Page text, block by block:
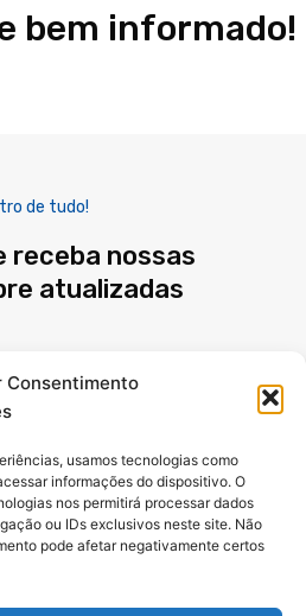
Consentimento
usamos tecnologias como
informações do dispositivo. O
nos permitirá processar dados
ou IDs exclusivos neste site. Não
pode afetar negativamente certos
bem informado!
de tudo!
receba nossas
atualizadas
INSCREVER
Siga-nos
X
I